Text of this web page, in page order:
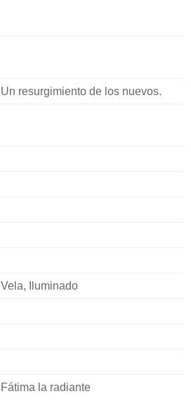
Un resurgimiento de los nuevos.
Vela, Iluminado
Fátima la radiante